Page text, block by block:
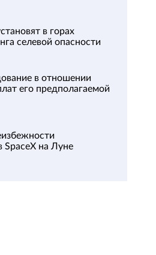
в горах
селевой опасности
в отношении
его предполагаемой
SpaceX на Луне